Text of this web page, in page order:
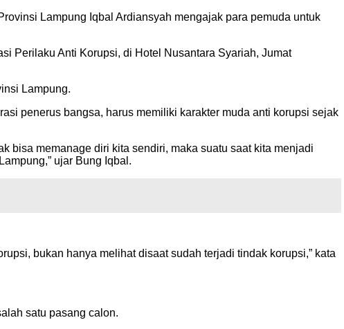
Lampung Iqbal Ardiansyah mengajak para pemuda untuk
Perilaku Anti Korupsi, di Hotel Nusantara Syariah, Jumat
Lampung.
penerus bangsa, harus memiliki karakter muda anti korupsi sejak
bisa memanage diri kita sendiri, maka suatu saat kita menjadi
ujar Bung Iqbal.
bukan hanya melihat disaat sudah terjadi tindak korupsi,” kata
satu pasang calon.